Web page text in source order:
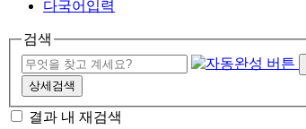
다국어입력
검색
상세검색
결과 내 재검색